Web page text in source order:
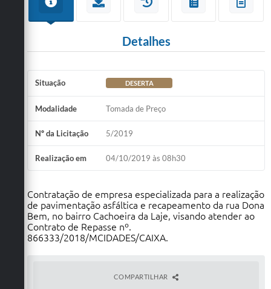
Detalhes
Situação DESERTA
Modalidade Tomada de Preço
Nº da Licitação 5/2019
Realização em 04/10/2019 às 08h30
Contratação de empresa especializada para a realização
de pavimentação asfáltica e recapeamento da rua Dona
Bem, no bairro Cachoeira da Laje, visando atender ao
Contrato de Repasse nº.
866333/2018/MCIDADES/CAIXA.
COMPARTILHAR